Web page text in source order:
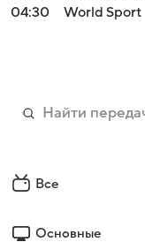
04:30
World Sport
Все
Основные